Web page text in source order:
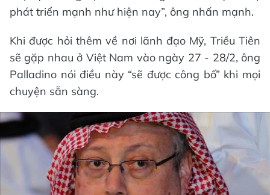
phát triển mạnh như hiện nay”, ông nhấn mạnh.
Khi được hỏi thêm về nơi lãnh đạo Mỹ, Triều Tiên
sẽ gặp nhau ở Việt Nam vào ngày 27 - 28/2, ông
Palladino nói điều này “sẽ được công bố” khi mọi
chuyện sẵn sàng.